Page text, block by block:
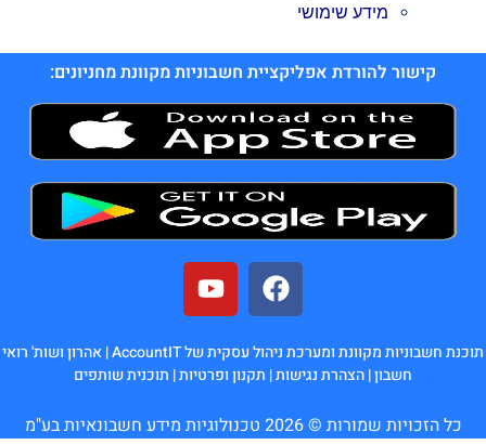
מידע שימושי
קישור להורדת אפליקציית חשבוניות מקוונת מחניונים:
תוכנת חשבוניות מקוונת ומערכת ניהול עסקית של AccountIT |
אהרון ושות' רואי
חשבון|הצהרת נגישות| תקנון ופרטיות| תוכנית שותפים
כל הזכויות שמורות © 2026 טכנולוגיות מידע חשבונאיות בע"מ